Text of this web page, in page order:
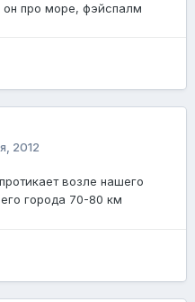
он про море, фэйспалм
2012
возле нашего
города 70-80 км